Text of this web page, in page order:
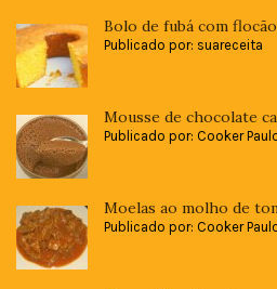
Bolo de fubá com flocão
Publicado por: suareceita
Mousse de chocolate
Publicado por: Cooker
Moelas ao molho de
Publicado por: Cooker